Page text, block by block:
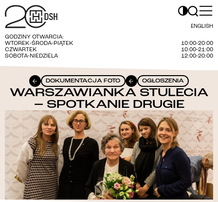
ENGLISH
GODZINY OTWARCIA:
WTOREK-ŚRODA-PIĄTEK
10:00-20:00
CZWARTEK
10:00-21:00
SOBOTA-NIEDZIELA
12:00-20:00
DOKUMENTACJA FOTO OGŁOSZENIA
WARSZAWIANKA STULECIA
– SPOTKANIE DRUGIE